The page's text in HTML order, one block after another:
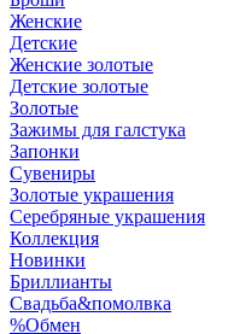
Женские
Детские
Женские золотые
Детские золотые
Золотые
Зажимы для галстука
Запонки
Сувениры
Золотые украшения
Серебряные украшения
Коллекция
Новинки
Бриллианты
Свадьба&помолвка
%Обмен